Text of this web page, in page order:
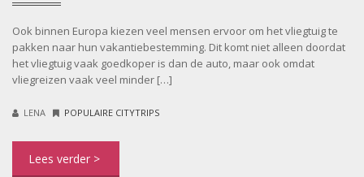
Ook binnen Europa kiezen veel mensen ervoor om het vliegtuig te
pakken naar hun vakantiebestemming. Dit komt niet alleen doordat
het vliegtuig vaak goedkoper is dan de auto, maar ook omdat
vliegreizen vaak veel minder […]
LENA POPULAIRE CITYTRIPS